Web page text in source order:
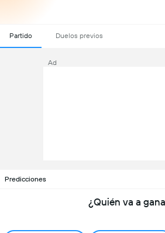
Partido Duelos previos
Ad
Predicciones
¿Quién va a